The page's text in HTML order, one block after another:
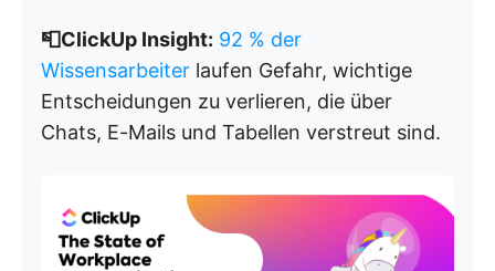
📮ClickUp Insight: 92 % der
Wissensarbeiter laufen Gefahr, wichtige
Entscheidungen zu verlieren, die über
Chats, E-Mails und Tabellen verstreut sind.